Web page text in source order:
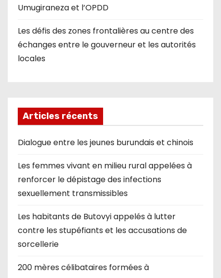
Umugiraneza et l’OPDD
Les défis des zones frontalières au centre des
échanges entre le gouverneur et les autorités
locales
Articles récents
Dialogue entre les jeunes burundais et chinois
Les femmes vivant en milieu rural appelées à
renforcer le dépistage des infections
sexuellement transmissibles
Les habitants de Butovyi appelés à lutter
contre les stupéfiants et les accusations de
sorcellerie
200 mères célibataires formées à